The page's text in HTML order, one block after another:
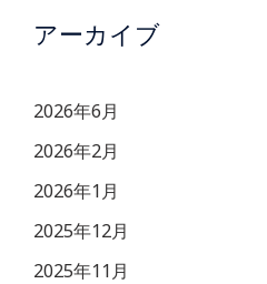
アーカイブ
2026年6月
2026年2月
2026年1月
2025年12月
2025年11月